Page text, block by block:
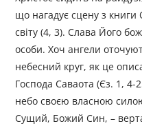
що нагадує сцену з
світу (4, 3). Слава Його
особи. Хоч ангели
небесний круг, як це
Господа Саваота (Єз. 1, 4-
небо своєю власною
Сущий, Божий Син, –